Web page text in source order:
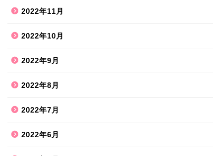
2022年11月
2022年10月
2022年9月
2022年8月
2022年7月
2022年6月